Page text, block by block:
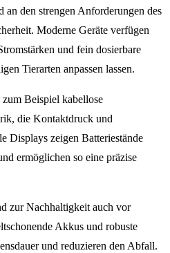
an den strengen Anforderungen des
Moderne Geräte verfügen
und fein dosierbare
Tierarten anpassen lassen.
Beispiel kabellose
die Kontaktdruck und
Displays zeigen Batteriestände
ermöglichen so eine präzise
zur Nachhaltigkeit auch vor
Akkus und robuste
und reduzieren den Abfall.